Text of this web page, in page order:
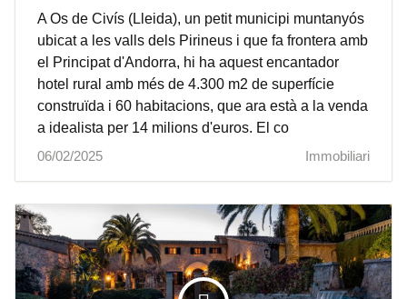
A Os de Civís (Lleida), un petit municipi muntanyós
ubicat a les valls dels Pirineus i que fa frontera amb
el Principat d'Andorra, hi ha aquest encantador
hotel rural amb més de 4.300 m2 de superfície
construïda i 60 habitacions, que ara està a la venda
a idealista per 14 milions d'euros. El co
06/02/2025
Immobiliari